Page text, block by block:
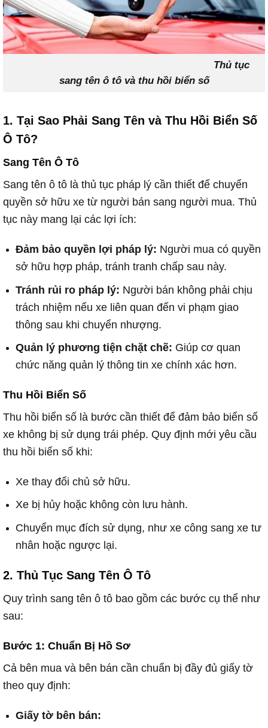
Thủ tục
sang tên ô tô và thu hồi biển số
1. Tại Sao Phải Sang Tên và Thu Hồi Biển Số
Ô Tô?
Sang Tên Ô Tô
Sang tên ô tô là thủ tục pháp lý cần thiết để chuyển
quyền sở hữu xe từ người bán sang người mua. Thủ
tục này mang lại các lợi ích:
Đảm bảo quyền lợi pháp lý: Người mua có quyền
sở hữu hợp pháp, tránh tranh chấp sau này.
Tránh rủi ro pháp lý: Người bán không phải chịu
trách nhiệm nếu xe liên quan đến vi phạm giao
thông sau khi chuyển nhượng.
Quản lý phương tiện chặt chẽ: Giúp cơ quan
chức năng quản lý thông tin xe chính xác hơn.
Thu Hồi Biển Số
Thu hồi biển số là bước cần thiết để đảm bảo biển số
xe không bị sử dụng trái phép. Quy định mới yêu cầu
thu hồi biển số khi:
Xe thay đổi chủ sở hữu.
Xe bị hủy hoặc không còn lưu hành.
Chuyển mục đích sử dụng, như xe công sang xe tư
nhân hoặc ngược lại.
2. Thủ Tục Sang Tên Ô Tô
Quy trình sang tên ô tô bao gồm các bước cụ thể như
sau:
Bước 1: Chuẩn Bị Hồ Sơ
Cả bên mua và bên bán cần chuẩn bị đầy đủ giấy tờ
theo quy định:
Giấy tờ bên bán: